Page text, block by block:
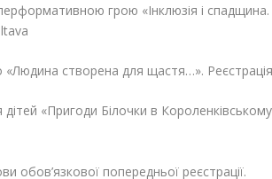
грою «Інклюзія і спадщина.
«Людина створена для щастя…».
«Пригоди Білочки в
обов’язкової попередньої реєстрації.